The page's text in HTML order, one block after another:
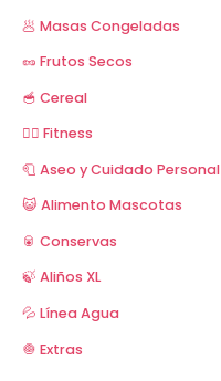
🥟 Masas Congeladas
🥜 Frutos Secos
🥣 Cereal
🏋️‍♂️ Fitness
🧻 Aseo y Cuidado Personal
😺 Alimento Mascotas
🥫 Conservas
🍃 Aliños XL
💦 Línea Agua
🧅 Extras